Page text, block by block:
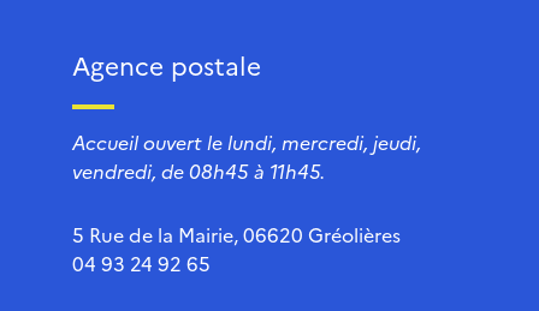
Agence postale
Accueil ouvert le lundi, mercredi, jeudi,
vendredi, de 08h45 à 11h45.
5 Rue de la Mairie, 06620 Gréolières
04 93 24 92 65